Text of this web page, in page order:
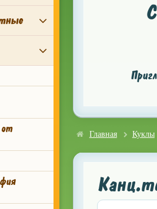
от
Главная Куклы